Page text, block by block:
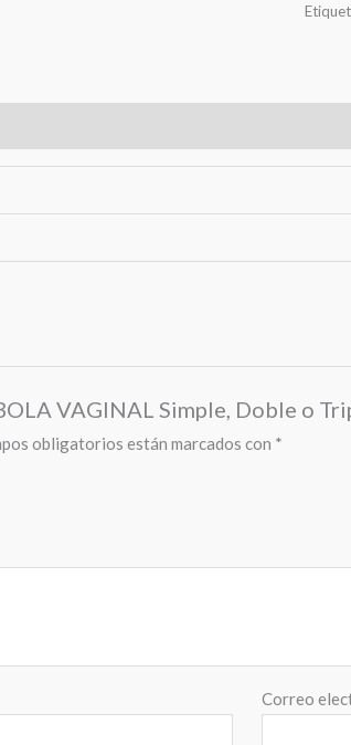
VAGINAL Simple, Doble o
obligatorios están marcados con *
Correo